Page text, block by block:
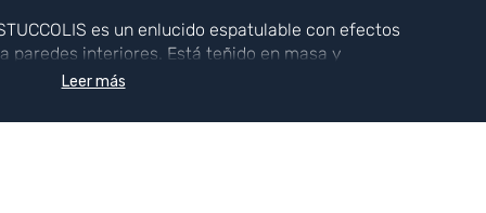
es un enlucido espatulable con efectos
paredes interiores. Está teñido en masa y
dejar sin protección o proteger con una
Leer más